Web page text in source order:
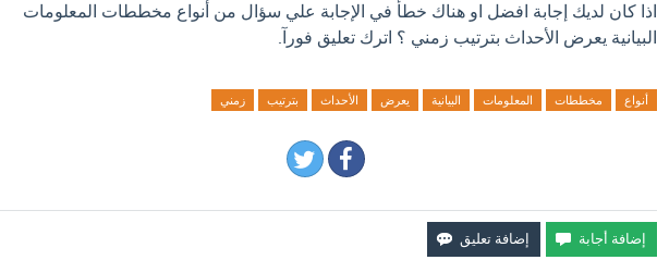
اذا كان لديك إجابة افضل او هناك خطأ في الإجابة علي سؤال من أنواع مخططات المعلومات
البيانية يعرض الأحداث بترتيب زمني ؟ اترك تعليق فورآ.
أنواع مخططات المعلومات البيانية يعرض الأحداث بترتيب زمني